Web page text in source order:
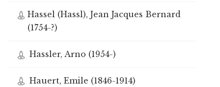
Hassel (Hassl), Jean Jacques Bernard
(1754-?)
Hassler, Arno (1954-)
Hauert, Emile (1846-1914)